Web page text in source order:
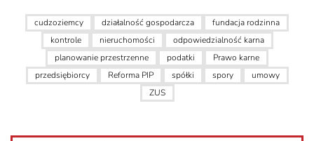
cudzoziemcy działalność gospodarcza
fundacja rodzinna
kontrole
nieruchomości
odpowiedzialność karna
planowanie przestrzenne
podatki
Prawo karne
przedsiębiorcy
Reforma PIP spółki spory
umowy
ZUS